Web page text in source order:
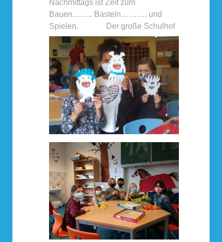
Nachmittags ist Zeit zum
Bauen…….. Basteln………. und
Spielen.
Der große Schulhof